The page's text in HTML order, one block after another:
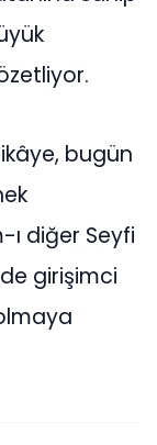
bugün
ı diğer Seyfi
de girişimci